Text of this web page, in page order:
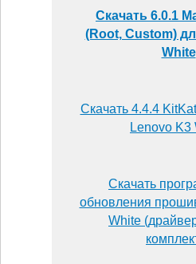
Скачать 6.0.1
(Root, Custom)
White
Скачать 4.4.4
Lenovo K3
Скачать
обновления
White